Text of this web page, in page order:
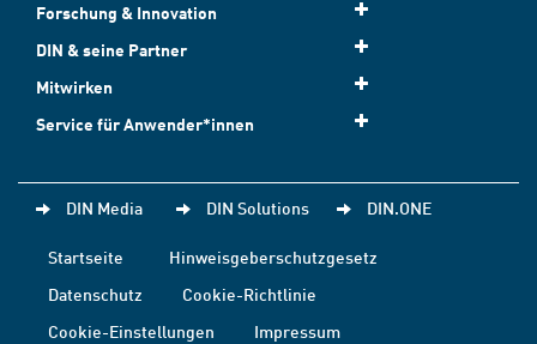
Forschung & Innovation
DIN & seine Partner
Mitwirken
Service für Anwender*innen
DIN Media DIN Solutions DIN.ONE
Startseite
Hinweisgeberschutzgesetz
Datenschutz
Cookie-Richtlinie
Cookie-Einstellungen
Impressum